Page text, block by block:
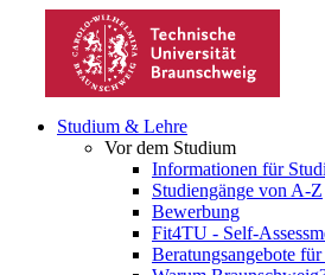
Studium & Lehre
Vor dem Studium
Informationen für
Studiengänge von A-Z
Bewerbung
Fit4TU - Self-
Beratungsangebote